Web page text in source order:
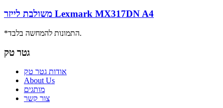
משולבת לייזר Lexmark MX317DN A4
*התמונות להמחשה בלבד.
גטר טק
אודות גטר טק
About Us
מותגים
צור קשר